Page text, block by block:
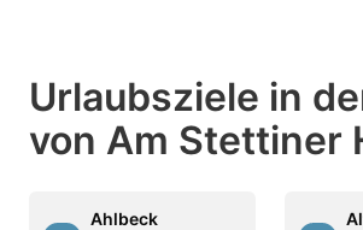
Urlaubsziele in
von Am Stettiner
Ahlbeck